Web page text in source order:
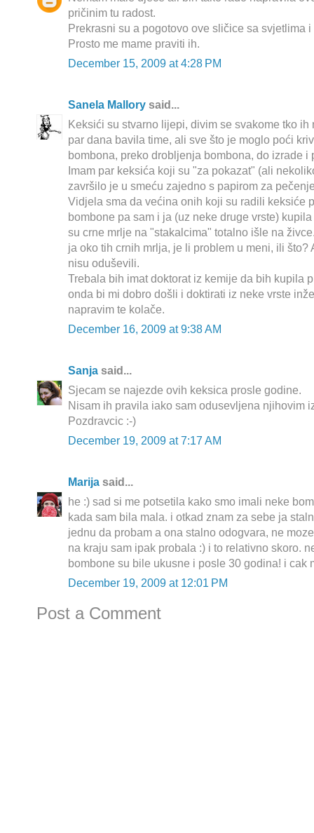
pričinim tu radost.
Prekrasni su a pogotovo ove sličice sa svjetlima
Prosto me mame praviti ih.
December 15, 2009 at 4:28 PM
Sanela Mallory said...
Keksići su stvarno lijepi, divim se svakome tko ih
par dana bavila time, ali sve što je moglo poći
bombona, preko drobljenja bombona, do izrade i
Imam par keksića koji su "za pokazat" (ali
završilo je u smeću zajedno s papirom za
Vidjela sma da većina onih koji su radili keksiće
bombone pa sam i ja (uz neke druge vrste)
su crne mrlje na "stakalcima" totalno išle na
ja oko tih crnih mrlja, je li problem u meni, ili što?
nisu oduševili.
Trebala bih imat doktorat iz kemije da bih kupila
onda bi mi dobro došli i doktirati iz neke vrste
napravim te kolače.
December 16, 2009 at 9:38 AM
Sanja said...
Sjecam se najezde ovih keksica prosle godine.
Nisam ih pravila iako sam odusevljena njihovim
Pozdravcic :-)
December 19, 2009 at 7:17 AM
Marija said...
he :) sad si me potsetila kako smo imali neke
kada sam bila mala. i otkad znam za sebe ja
jednu da probam a ona stalno odogvara, ne
na kraju sam ipak probala :) i to relativno skoro.
bombone su bile ukusne i posle 30 godina! i cak
December 19, 2009 at 12:01 PM
Post a Comment